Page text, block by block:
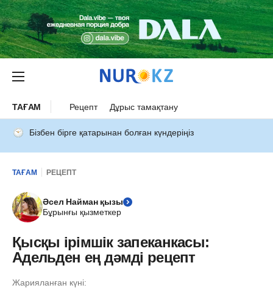
ТАҒАМ Рецепт Дұрыс тамақтану
Бізбен бірге қатарынан болған күндеріңіз
ТАҒАМ РЕЦЕПТ
Әсел Найман қызы
Бұрынғы қызметкер
Қысқы ірімшік запеканкасы:
Адельден ең дәмді рецепт
Жарияланған күні: